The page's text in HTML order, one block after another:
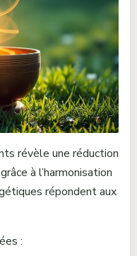
révèle une réduction
à l’harmonisation
répondent aux
: